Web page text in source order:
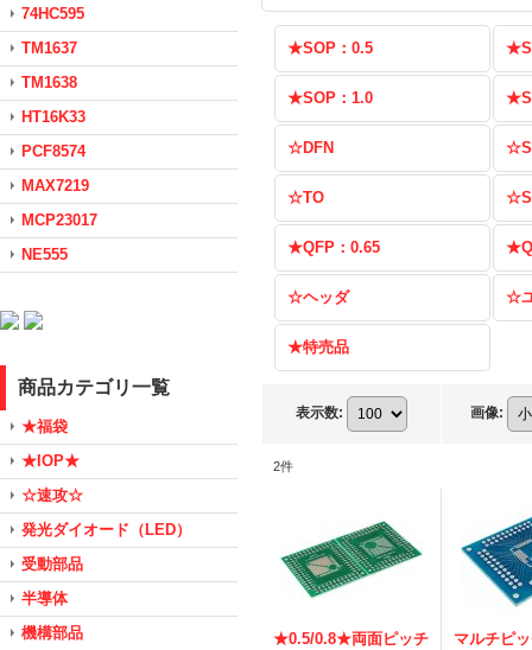
74HC595
TM1637
TM1638
HT16K33
PCF8574
MAX7219
MCP23017
NE555
商品カテゴリ一覧
★福袋
★IOP★
☆速攻☆
発光ダイオード（LED）
受動部品
半導体
機構部品
★SOP：0.5
★SOP：1.0
☆DFN
☆TO
★QFP：0.65
☆ヘッダ ☆
★特売品
表示数: 画像:
2件
★0.5/0.8★両面ピッチ
マルチピ